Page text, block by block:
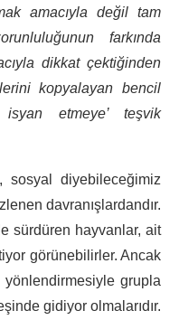
amacıyla değil tam
farkında
dikkat çektiğinden
kopyalayan bencil
etmeye’ teşvik
sosyal diyebileceğimiz
davranışlardandır.
sürdüren hayvanlar, ait
görünebilirler. Ancak
grupla
gidiyor olmalarıdır.